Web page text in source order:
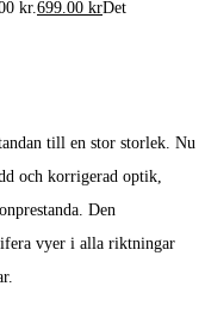
kr.699.00 krDet
till en stor storlek. Nu
och korrigerad optik,
Den
vyer i alla riktningar